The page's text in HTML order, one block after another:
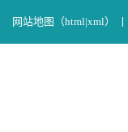
网站地图（html|xml）